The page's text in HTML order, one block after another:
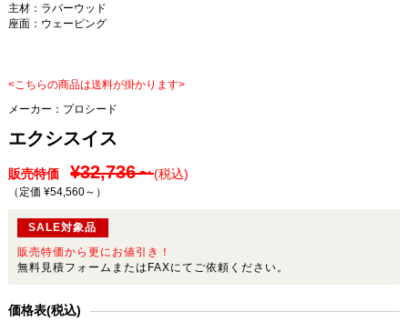
主材：ラバーウッド
座面：ウェーピング
<こちらの商品は送料が掛かります>
メーカー： プロシード
エクシスイス
販売特価 ¥32,736～(税込)
（定価 ¥54,560～ ）
SALE対象品
販売特価から更にお値引き！
無料見積フォームまたはFAXにてご依頼ください。
価格表(税込)